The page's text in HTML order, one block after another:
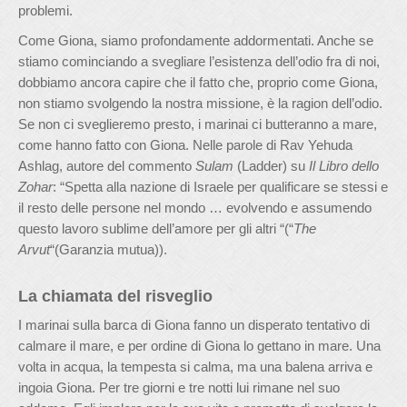
problemi.
Come Giona, siamo profondamente addormentati. Anche se
stiamo cominciando a svegliare l’esistenza dell’odio fra di noi,
dobbiamo ancora capire che il fatto che, proprio come Giona,
non stiamo svolgendo la nostra missione, è la ragion dell’odio.
Se non ci sveglieremo presto, i marinai ci butteranno a mare,
come hanno fatto con Giona. Nelle parole di Rav Yehuda
Ashlag, autore del commento Sulam (Ladder) su Il Libro dello
Zohar: “Spetta alla nazione di Israele per qualificare se stessi e
il resto delle persone nel mondo … evolvendo e assumendo
questo lavoro sublime dell’amore per gli altri “(“The
Arvut“(Garanzia mutua)).
La chiamata del risveglio
I marinai sulla barca di Giona fanno un disperato tentativo di
calmare il mare, e per ordine di Giona lo gettano in mare. Una
volta in acqua, la tempesta si calma, ma una balena arriva e
ingoia Giona. Per tre giorni e tre notti lui rimane nel suo